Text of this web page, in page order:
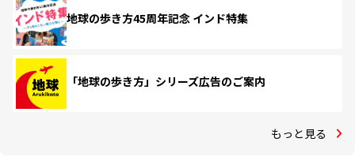
地球の歩き方45周年記念 インド特集
「地球の歩き方」シリーズ広告のご案内
もっと見る